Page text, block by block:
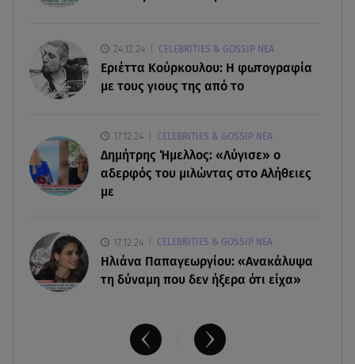
Με γαλλικό... κλειδί η ηλεκτρική διασύνδεση
Ελλάδας – Κύπρου (GSI)
παρουσιάστριας στη Μύκονο
24.12.24 CELEBRITIES & GOSSIP ΝΕΑ
Εριέττα Κούρκουλου: Η φωτογραφία
με τους γιους της από το
17.12.24 CELEBRITIES & GOSSIP ΝΕΑ
Δημήτρης Ήμελλος: «Λύγισε» ο
αδερφός του μιλώντας στο Αλήθειες
με
17.12.24 CELEBRITIES & GOSSIP ΝΕΑ
Ηλιάνα Παπαγεωργίου: «Ανακάλυψα
τη δύναμη που δεν ήξερα ότι είχα»